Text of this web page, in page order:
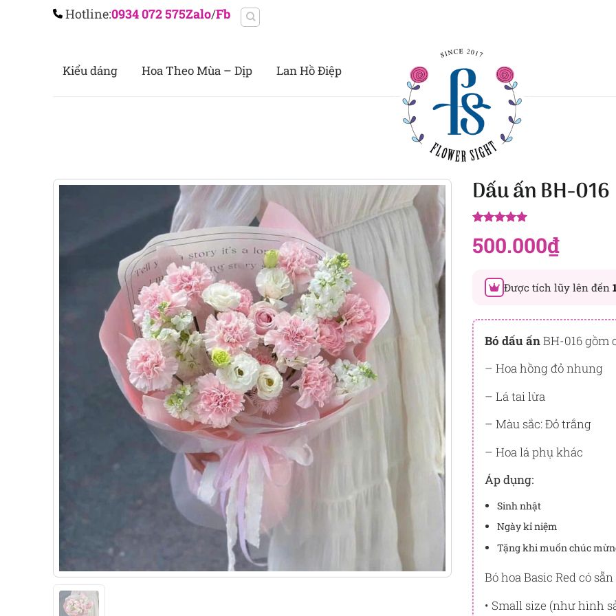
Hotline:0934 072 575Zalo/Fb
Kiểu dáng Hoa Theo Mùa – Dịp Lan Hồ Điệp
Dấu ấn BH-016
dựa trên
đánh giá
500.000₫
Được tích lũy lên đến
Đây là số PointSight ước
tương ứng với quyền lợi
PointSight có giá trị dùng
Flowersight.
Đăng nhậphoặc
Bó dấu ấnBH-016 gồm
– Hoa hồng đỏ nhung
– Lá tai lừa
– Màu sắc: Đỏ trắng
– Hoa lá phụ khác
Áp dụng:
Sinh nhật
Ngày kỉ niệm
Tặng khi muốn chúc
Bó hoa Basic Red có
• Small size (như hình